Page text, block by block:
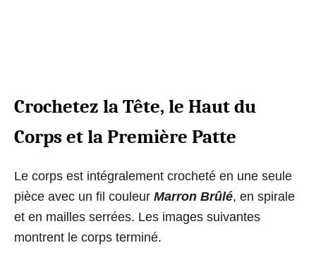
Crochetez la Tête, le Haut du
Corps et la Première Patte
Le corps est intégralement crocheté en une seule
pièce avec un fil couleur Marron Brûlé, en spirale
et en mailles serrées. Les images suivantes
montrent le corps terminé.